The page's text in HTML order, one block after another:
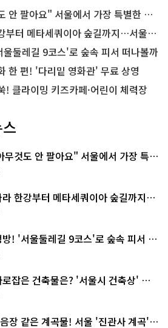
아요" 서울에서 가장 특별한 편의점의 정체
메타세쿼이아 숲길까지…서울둘레길 15코스
둘레길 9코스'로 숲속 피서 떠나볼까
한 편! '다리밑 영화관' 무료 상영
! 클라이밍 키즈카페·어린이 체력장
무것도 안 팔아요" 서울에서 가장 특별
한강부터 메타세쿼이아 숲길까지…
스
방! '서울둘레길 9코스'로 숲속 피서 떠
잡은 건축물은? '서울시 건축상' 수
장 같은 계곡물! 서울 '진관사 계곡'이